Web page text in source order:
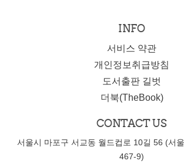
INFO
서비스 약관
개인정보취급방침
도서출판 길벗
더북(TheBook)
CONTACT US
서울시 마포구 서교동 월드컵로 10길 56 (서
467-9)